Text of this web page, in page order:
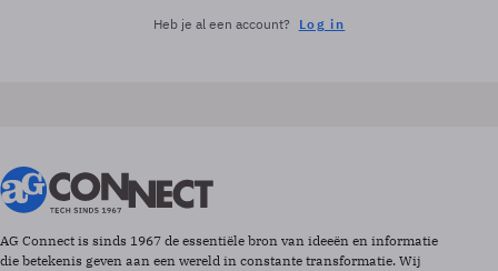
Heb je al een account? Log in
AG Connect is sinds 1967 de essentiële bron van ideeën en informatie
die betekenis geven aan een wereld in constante transformatie. Wij